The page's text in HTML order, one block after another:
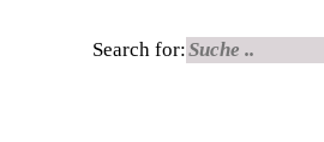
Search for: